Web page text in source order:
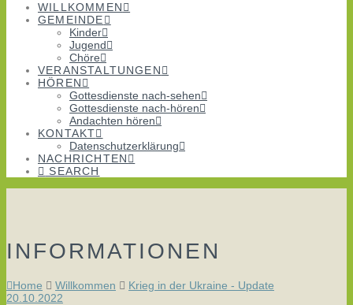
WILLKOMMEN
GEMEINDE
Kinder
Jugend
Chöre
VERANSTALTUNGEN
HÖREN
Gottesdienste nach-sehen
Gottesdienste nach-hören
Andachten hören
KONTAKT
Datenschutzerklärung
NACHRICHTEN
SEARCH
INFORMATIONEN
Home Willkommen
Krieg in der Ukraine - Update
20.10.2022